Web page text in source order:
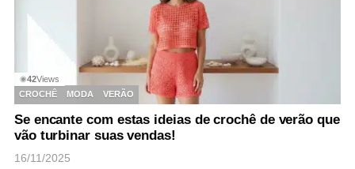
◉42Views
CROCHÊ
MODA VERÃO
Se encante com estas ideias de crochê de verão que
vão turbinar suas vendas!
16/11/2025